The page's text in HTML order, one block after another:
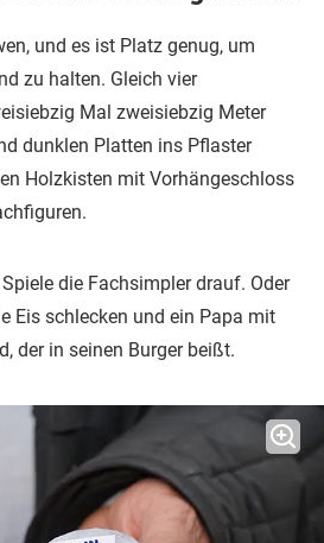
und es ist Platz genug, um
zu halten. Gleich vier
Mal zweisiebzig Meter
dunklen Platten ins Pflaster
Holzkisten mit Vorhängeschloss
die Fachsimpler drauf. Oder
Eis schlecken und ein Papa mit
der in seinen Burger beißt.